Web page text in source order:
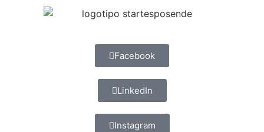
Facebook
LinkedIn
Instagram